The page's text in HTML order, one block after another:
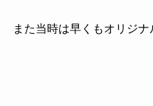
また当時は早くもオリジナ